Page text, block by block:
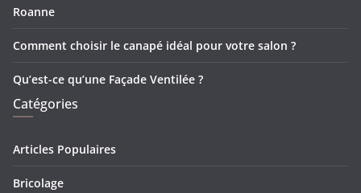
Roanne
Comment choisir le canapé idéal pour votre salon ?
Qu’est-ce qu’une Façade Ventilée ?
Catégories
Articles Populaires
Bricolage